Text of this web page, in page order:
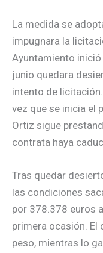
La medida se
impugnara la
Ayuntamiento inició
junio quedara
intento de
vez que se inicia el
Ortiz sigue
contrata haya
Tras quedar
las condiciones
por 378.378 euros
primera ocasión.
peso, mientras lo